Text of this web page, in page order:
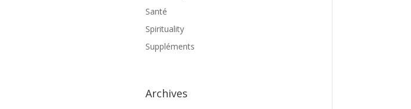
Santé
Spirituality
Suppléments
Archives